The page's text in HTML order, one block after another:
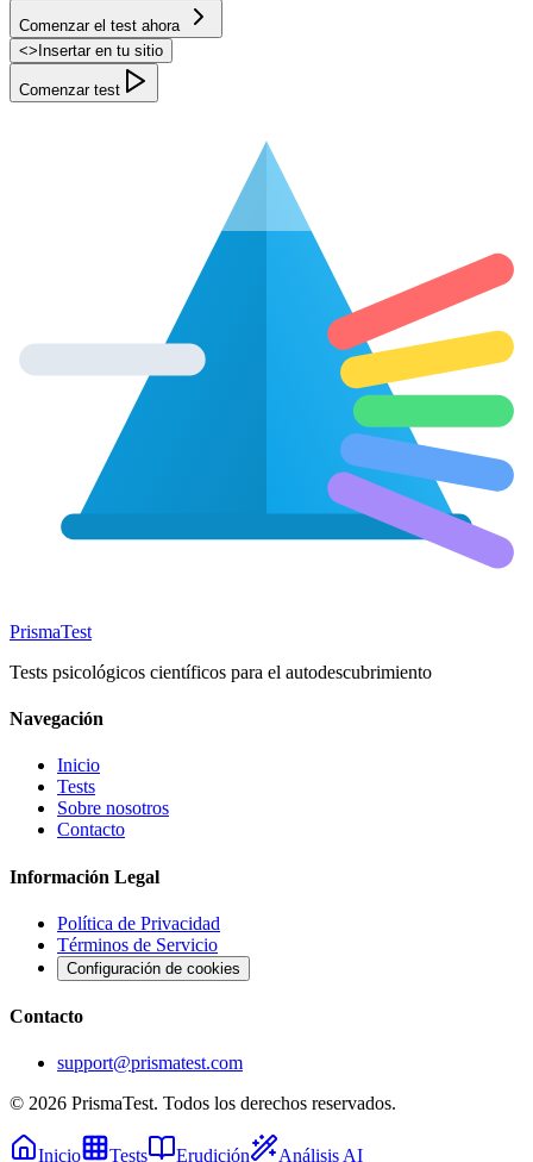
Comenzar el test ahora
<> Insertar en tu sitio
Comenzar test
PrismaTest
Tests psicológicos científicos para el autodescubrimiento
Navegación
Inicio
Tests
Sobre nosotros
Contacto
Información Legal
Política de Privacidad
Términos de Servicio
Configuración de cookies
Contacto
support@prismatest.com
© 2026 PrismaTest. Todos los derechos reservados.
Inicio Tests Erudición Análisis AI